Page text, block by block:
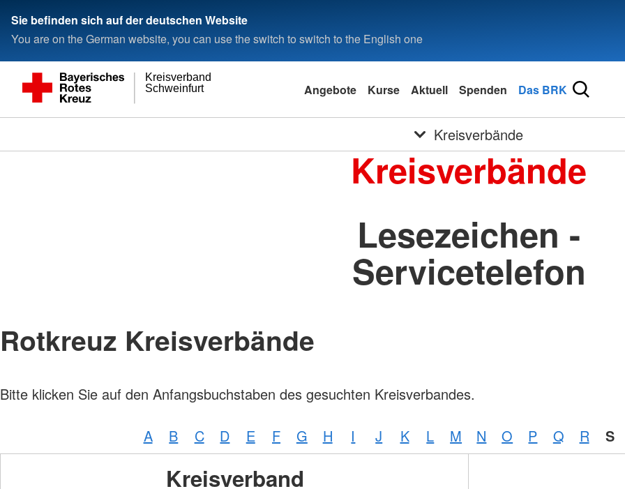
Sie befinden sich auf der deutschen Website
You are on the German website, you can use the switch to switch to the English one
Schweinfurt
Kreisverband
Angebote Kurse Aktuell Spenden Das BRK
Kreisverbände
Kreisverbände
Lesezeichen -
Servicetelefon
Rotkreuz Kreisverbände
Bitte klicken Sie auf den Anfangsbuchstaben des gesuchten Kreisverbandes.
A B C D E F G H I J K L M N O P Q R S
Kreisverband